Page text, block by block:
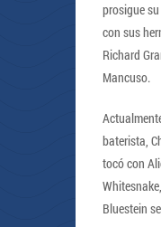
prosigue
con sus
Richard
Mancuso.
baterista,
tocó con
Bluestein